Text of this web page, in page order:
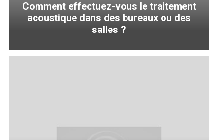
Comment effectuez-vous le traitement
acoustique dans des bureaux ou des
salles ?